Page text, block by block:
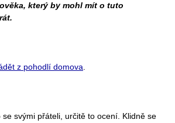
který by mohl mít o tuto
z pohodlí domova
svými přáteli, určitě to ocení. Klidně se